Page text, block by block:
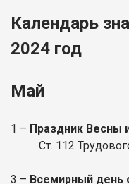
Календарь
2024 год
Май
1 – Праздник Весны
Ст. 112
3 – Всемирный день